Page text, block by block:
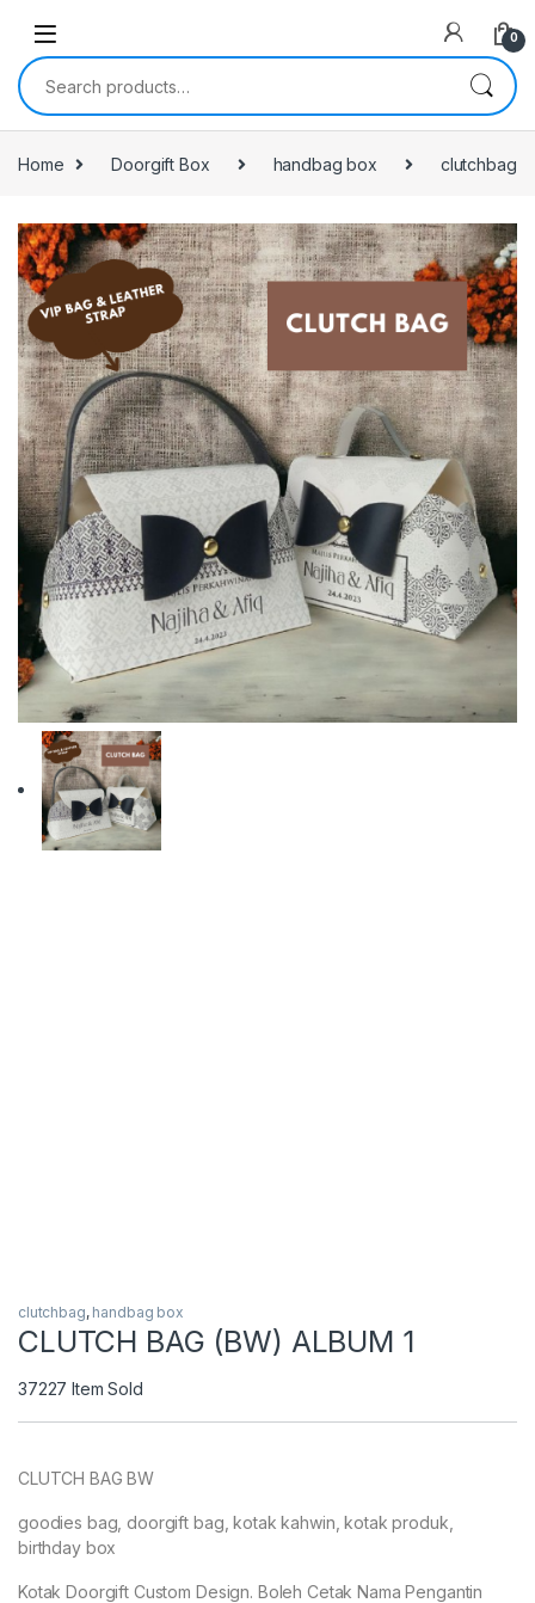
0
Search for:
Home Doorgift Box handbag box clutchbag
clutchbag, handbag box
CLUTCH BAG (BW) ALBUM 1
37227 Item Sold
CLUTCH BAG BW
goodies bag, doorgift bag, kotak kahwin, kotak produk,
birthday box
Kotak Doorgift Custom Design. Boleh Cetak Nama Pengantin